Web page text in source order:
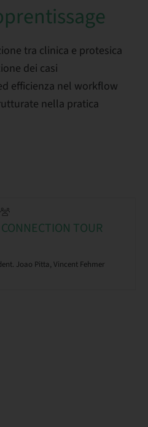
tra clinica e protesica
dei casi
efficienza nel workflow
nella pratica
TOUR
Joao Pitta, Vincent Fehmer